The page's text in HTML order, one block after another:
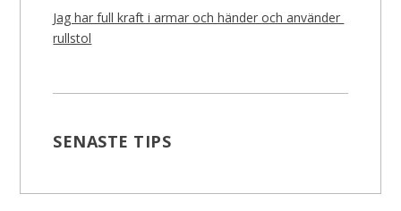
Jag har full kraft i armar och händer och använder
rullstol
SENASTE TIPS